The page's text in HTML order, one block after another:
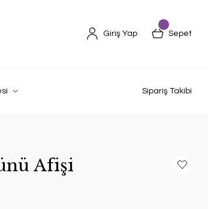
Giriş Yap Sepet
Sipariş Takibi
Afişi